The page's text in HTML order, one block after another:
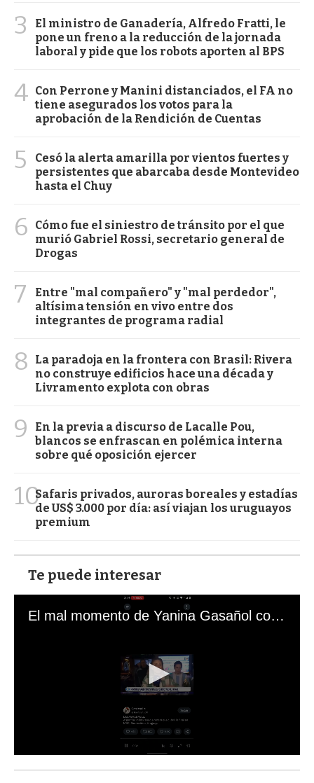
3
El ministro de Ganadería, Alfredo Fratti, le
pone un freno a la reducción de la jornada
laboral y pide que los robots aporten al BPS
4 Con Perrone y Manini distanciados, el FA no
tiene asegurados los votos para la
aprobación de la Rendición de Cuentas
5
Cesó la alerta amarilla por vientos fuertes y
persistentes que abarcaba desde Montevideo
hasta el Chuy
6
Cómo fue el siniestro de tránsito por el que
murió Gabriel Rossi, secretario general de
Drogas
7
Entre "mal compañero" y "mal perdedor",
altísima tensión en vivo entre dos
integrantes de programa radial
8
La paradoja en la frontera con Brasil: Rivera
no construye edificios hace una década y
Livramento explota con obras
9
En la previa a discurso de Lacalle Pou,
blancos se enfrascan en polémica interna
sobre qué oposición ejercer
10Safaris privados, auroras boreales y estadías
de US$ 3.000 por día: así viajan los uruguayos
premium
Te puede interesar
El mal momento de Yanina Gasañol con un hincha argentino en "Subrayado"
s